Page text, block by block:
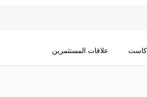
علاقات المستثمرين